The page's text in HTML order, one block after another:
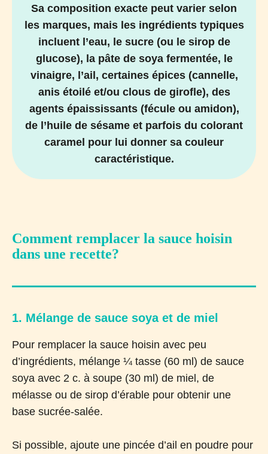
Sa composition exacte peut varier selon
les marques, mais les ingrédients typiques
incluent l’eau, le sucre (ou le sirop de
glucose), la pâte de soya fermentée, le
vinaigre, l’ail, certaines épices (cannelle,
anis étoilé et/ou clous de girofle), des
agents épaississants (fécule ou amidon),
de l’huile de sésame et parfois du colorant
caramel pour lui donner sa couleur
caractéristique.
Comment remplacer la sauce hoisin
dans une recette?
1. Mélange de sauce soya et de miel
Pour remplacer la sauce hoisin avec peu
d’ingrédients, mélange ¼ tasse (60 ml) de sauce
soya avec 2 c. à soupe (30 ml) de miel, de
mélasse ou de sirop d’érable pour obtenir une
base sucrée-salée.
Si possible, ajoute une pincée d’ail en poudre pour